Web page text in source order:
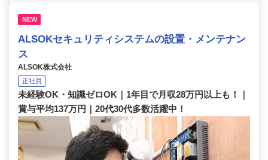
NEW
ALSOKセキュリティシステムの設置・メンテナン
ス
ALSOK株式会社
正社員
未経験OK・知識ゼロOK｜1年目で月収28万円以上も！｜
賞与平均137万円｜20代30代多数活躍中！